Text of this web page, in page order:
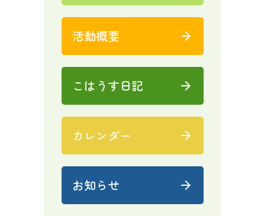
活動概要 arrow_forward
こはうす日記 arrow_forward
カレンダー arrow_forward
お知らせ arrow_forward